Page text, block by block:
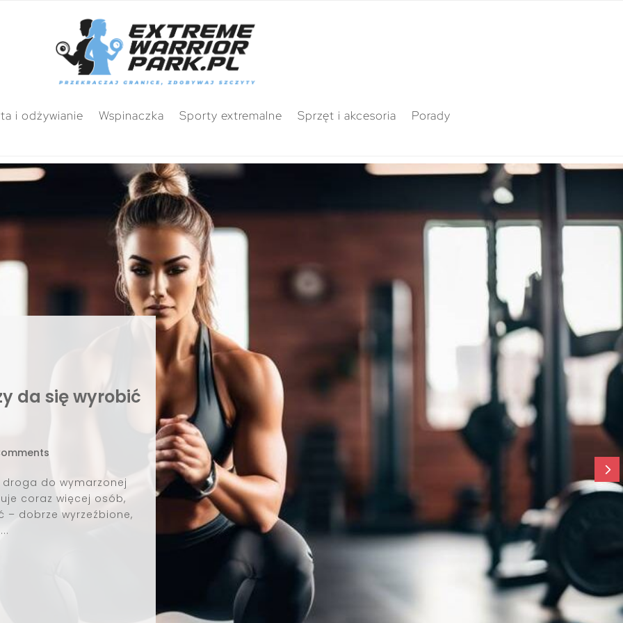
i odżywianie Wspinaczka Sporty extremalne Sprzęt i akcesoria Porady
Dieta i odżywianie
Jak szybko można schudnąć stosując dietę
ketogeniczną?
By / 0 Comments
Dieta ketogeniczna od lat budzi zainteresowanie osób pragnących
skutecznie schudnąć oraz poprawić ogólny stan zdrowia. Jak szybko
schudnąć stosując dietę ketogeniczną? W praktyce spadek masy ciała
następuje już w pierwszym tygodniu. W dalszej...
5